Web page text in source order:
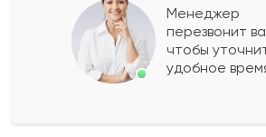
Показать еще
Менеджер
перезвонит
чтобы
удобное